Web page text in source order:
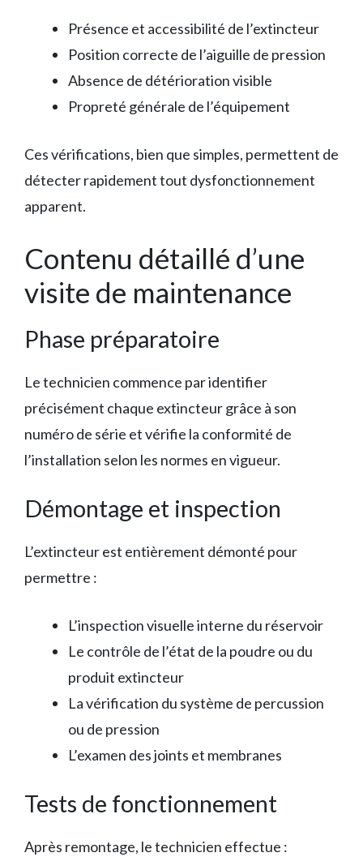
Présence et accessibilité de l’extincteur
Position correcte de l’aiguille de pression
Absence de détérioration visible
Propreté générale de l’équipement
Ces vérifications, bien que simples, permettent de
détecter rapidement tout dysfonctionnement
apparent.
Contenu détaillé d’une
visite de maintenance
Phase préparatoire
Le technicien commence par identifier
précisément chaque extincteur grâce à son
numéro de série et vérifie la conformité de
l’installation selon les normes en vigueur.
Démontage et inspection
L’extincteur est entièrement démonté pour
permettre :
L’inspection visuelle interne du réservoir
Le contrôle de l’état de la poudre ou du
produit extincteur
La vérification du système de percussion
ou de pression
L’examen des joints et membranes
Tests de fonctionnement
Après remontage, le technicien effectue :